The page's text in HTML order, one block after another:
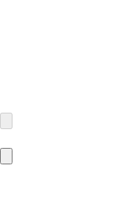
Modering 1
22457 Hamburg
contact@bestseller.com